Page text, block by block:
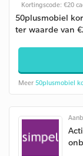
Kortingscode: €20
50plusmobiel
ter waarde van
Meer 50plusmobiel